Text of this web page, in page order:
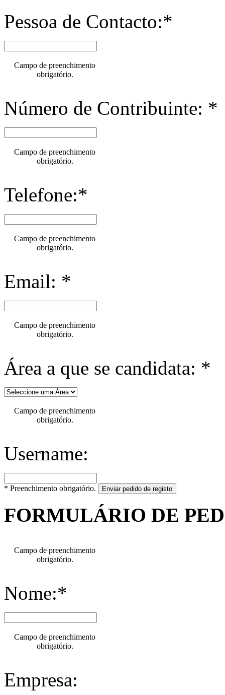
Pessoa de Contacto:*
Campo de preenchimento
obrigatório.
Número de Contribuinte: *
Campo de preenchimento
obrigatório.
Telefone:*
Campo de preenchimento
obrigatório.
Email: *
Campo de preenchimento
obrigatório.
Área a que se candidata: *
Campo de preenchimento
obrigatório.
Username:
* Preenchimento obrigatório. Enviar pedido de registo
FORMULÁRIO DE
Campo de preenchimento
obrigatório.
Nome:*
Campo de preenchimento
obrigatório.
Empresa: